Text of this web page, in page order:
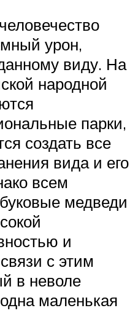
урон,
виду. На
народной
парки,
создать все
вида и его
всем
медведи
и
с этим
в неволе
маленькая